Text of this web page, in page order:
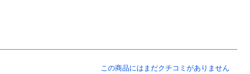
この商品にはまだクチコミがありません